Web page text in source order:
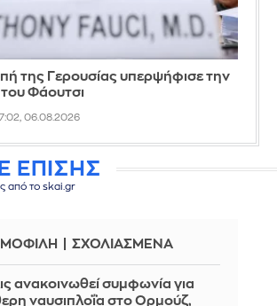
της Γερουσίας υπερψήφισε την
Φάουτσι
06.08.2026
ΕΠΙΣΗΣ
από το skai.gr
ΣΧΟΛΙΑΣΜΕΝΑ
ανακοινωθεί συμφωνία για
ναυσιπλοΐα στο Ορμούζ,